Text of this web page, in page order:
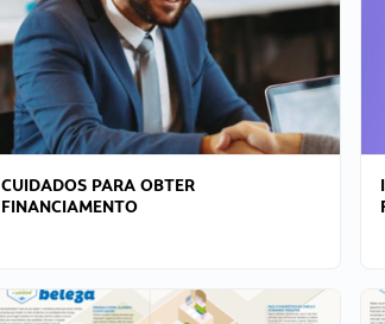
CUIDADOS PARA OBTER
FINANCIAMENTO